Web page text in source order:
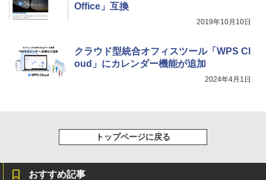
Office」互換
2019年10月10日
クラウド型統合オフィスツール「WPS Cl
oud」にカレンダー機能が追加
2024年4月1日
トップページに戻る
おすすめ記事